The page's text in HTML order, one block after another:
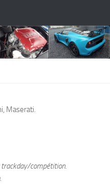
Maserati.
trackday/compétition.